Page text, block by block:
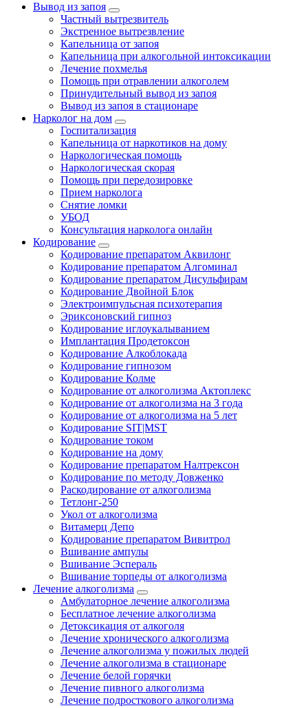
Вывод из запоя
Частный вытрезвитель
Экстренное вытрезвление
Капельница от запоя
Капельница при алкогольной интоксикации
Лечение похмелья
Помощь при отравлении алкоголем
Принудительный вывод из запоя
Вывод из запоя в стационаре
Нарколог на дом
Госпитализация
Капельница от наркотиков на дому
Наркологическая помощь
Наркологическая скорая
Помощь при передозировке
Прием нарколога
Снятие ломки
УБОД
Консультация нарколога онлайн
Кодирование
Кодирование препаратом Аквилонг
Кодирование препаратом Алгоминал
Кодирование препаратом Дисульфирам
Кодирование Двойной Блок
Электроимпульсная психотерапия
Эриксоновский гипноз
Кодирование иглоукалыванием
Имплантация Продетоксон
Кодирование Алкоблокада
Кодирование гипнозом
Кодирование Колме
Кодирование от алкоголизма Актоплекс
Кодирование от алкоголизма на 3 года
Кодирование от алкоголизма на 5 лет
Кодирование SIT|MST
Кодирование током
Кодирование на дому
Кодирование препаратом Налтрексон
Кодирование по методу Довженко
Раскодирование от алкоголизма
Тетлонг-250
Укол от алкоголизма
Витамерц Депо
Кодирование препаратом Вивитрол
Вшивание ампулы
Вшивание Эспераль
Вшивание торпеды от алкоголизма
Лечение алкоголизма
Амбулаторное лечение алкоголизма
Бесплатное лечение алкоголизма
Детоксикация от алкоголя
Лечение хронического алкоголизма
Лечение алкоголизма у пожилых людей
Лечение алкоголизма в стационаре
Лечение белой горячки
Лечение пивного алкоголизма
Лечение подросткового алкоголизма